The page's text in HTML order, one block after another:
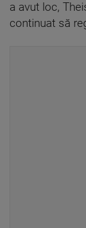
a avut loc,
continuat să